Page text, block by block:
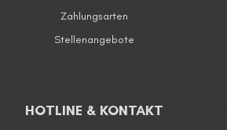
Zahlungsarten
Stellenangebote
HOTLINE & KONTAKT